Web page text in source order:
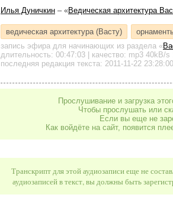
Илья Дуничкин – «Ведическая архитектура
ведическая архитектура (Васту)
запись эфира для начинающих из раздела «
длительность: 00:47:03 | качество: mp3 40kB/s
последняя редакция текста: 2011-11-22
Прослушивание и загрузка
Чтобы прослушать или
Если вы еще не
Как войдёте на сайт, появится
Транскрипт для этой аудиозаписи еще не
аудиозаписей в текст, вы должны быть